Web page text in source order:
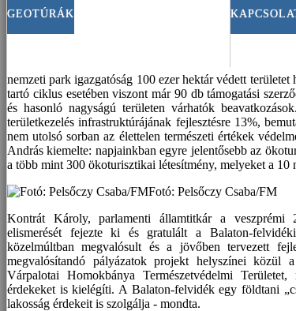
GEOTÚRÁK
nemzeti park igazgatóság 100 ezer hektár védett
tartó ciklus esetében viszont már 90 db támogatási
és hasonló nagyságú területen várhatók
területkezelés infrastruktúrájának fejlesztésre 13%,
nem utolsó sorban az élettelen természeti értékek
András kiemelte: napjainkban egyre jelentősebb az
a több mint 300 ökoturisztikai létesítmény, melyeket a 10
Fotó: Pelsőczy Csaba/FM
Kontrát Károly, parlamenti államtitkár a veszprémi
elismerését fejezte ki és gratulált a Balaton-
közelmúltban megvalósult és a jövőben tervezett
megvalósítandó pályázatok projekt helyszínei közül
Várpalotai Homokbánya Természetvédelmi
érdekeket is kielégíti. A Balaton-felvidék egy földtani
lakosság érdekeit is szolgálja - mondta.